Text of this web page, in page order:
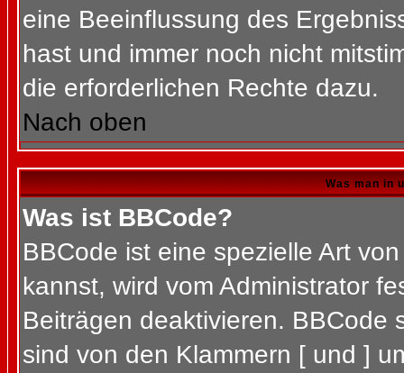
eine Beeinflussung des
hast und immer noch nicht
die erforderlichen Rechte dazu.
Nach oben
Was man in
Was ist BBCode?
BBCode ist eine spezielle Art
kannst, wird vom Administrator
Beiträgen deaktivieren. BBCode
sind von den Klammern [ und ]